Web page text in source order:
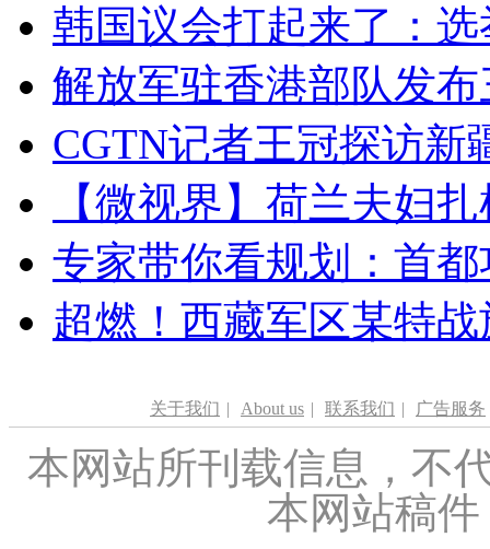
韩国议会打起来了：
解放军驻香港部队发
CGTN记者王冠探访新
【微视界】荷兰夫妇
专家带你看规划：首
超燃！西藏军区某特
关于我们 | About us | 联系我们 | 广告服务
本网站所刊载信息，不
本网站稿